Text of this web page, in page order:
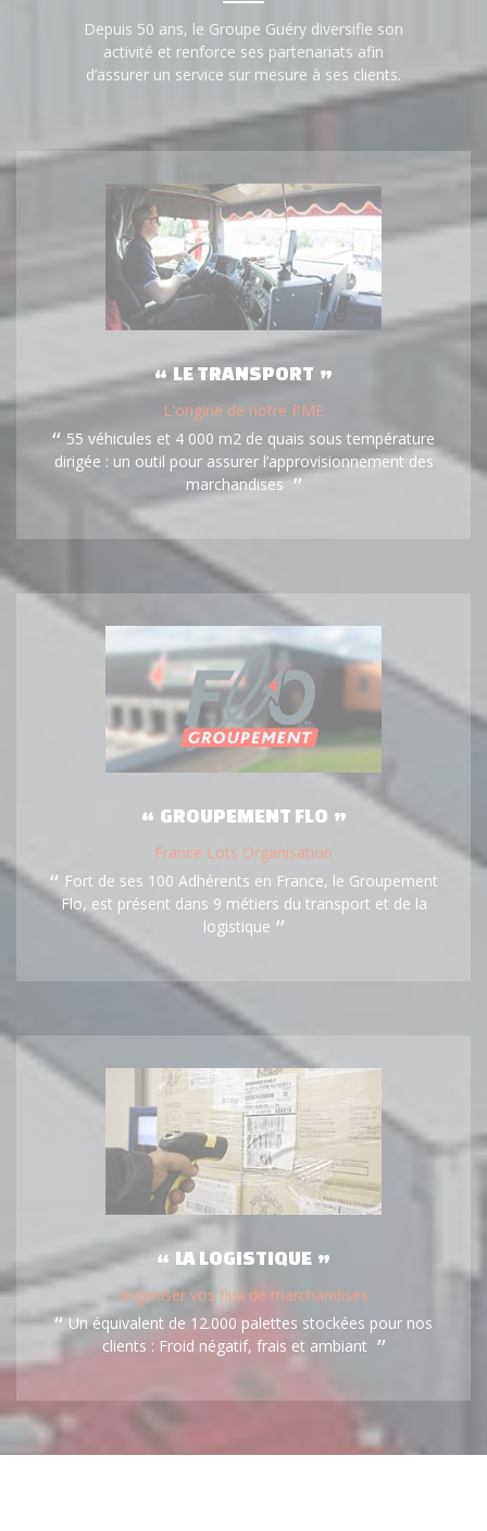
Depuis 50 ans, le Groupe Guéry diversifie son
activité et renforce ses partenariats afin
d’assurer un service sur mesure à ses clients.
LE TRANSPORT
L'origine de notre PME
55 véhicules et 4 000 m2 de quais sous température
dirigée : un outil pour assurer l’approvisionnement des
marchandises
GROUPEMENT FLO
France Lots Organisation
Fort de ses 100 Adhérents en France, le Groupement
Flo, est présent dans 9 métiers du transport et de la
logistique
LA LOGISTIQUE
organiser vos flux de marchandises
Un équivalent de 12.000 palettes stockées pour nos
clients : Froid négatif, frais et ambiant